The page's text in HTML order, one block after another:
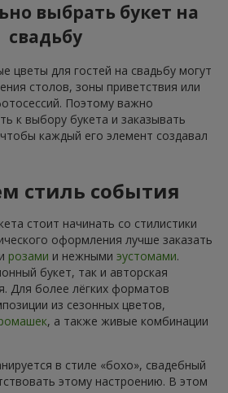
выбрать букет на
свадьбу
цветы для гостей на свадьбу могут
столов, зоны приветствия или
Поэтому важно
к выбору букета и заказывать
каждый его элемент создавал
стиль события
стоит начинать со стилистики
оформления лучше заказать
розами и нежными эустомами.
букет, так и авторская
Для более лёгких форматов
из сезонных цветов,
, а также живые комбинации
в стиле «бохо», свадебный
этому настроению. В этом